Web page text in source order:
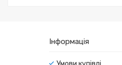
Інформація